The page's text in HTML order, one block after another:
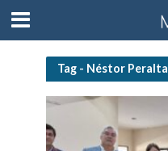
Tag - Néstor Peralta